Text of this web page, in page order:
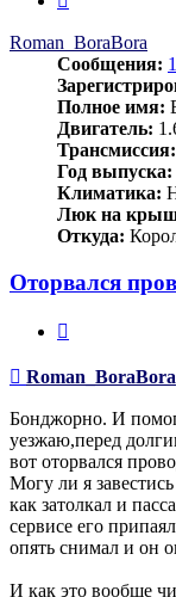
Roman_BoraBora
Сообщения:
Полное имя:
Двигатель:
Трансмиссия:
Год выпуска:
Климатика:
Люк на
Откуда:
Оторвался
Сообщение
Roman_BoraBora
Бонджорно. И
уезжаю,перед
вот оторвался
Могу ли я
как затолкал и
сервисе его
опять снимал и он
И как это вообще